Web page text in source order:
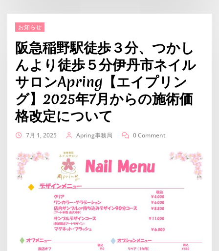
お知らせ
阪急稲野駅徒歩３分、つかし
んより徒歩５分伊丹市ネイル
サロンApring【エイプリン
グ】2025年7月からの施術価
格改定について
7月 1, 2025 Apring事務局 0 Comment